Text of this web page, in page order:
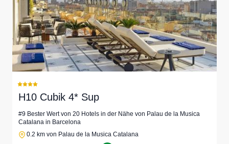
H10 Cubik 4* Sup
#9 Bester Wert von 20 Hotels in der Nähe von Palau de la Musica
Catalana in Barcelona
0.2 km von Palau de la Musica Catalana